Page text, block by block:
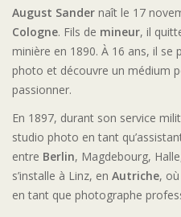
August Sander naît le 17
Cologne. Fils de mineur, il
minière en 1890. À 16 ans, il se
photo et découvre un médium
passionner.
En 1897, durant son service
studio photo en tant
entre Berlin, Magdebourg,
s’installe à Linz, en Autriche,
en tant que photographe